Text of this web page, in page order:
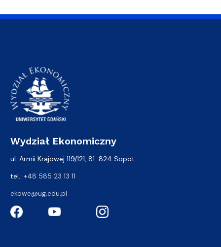
Wydział Ekonomiczny
ul. Armii Krajowej 119/121, 81-824 Sopot
tel.: +48 585 23 13 11
ekowe@ug.edu.pl